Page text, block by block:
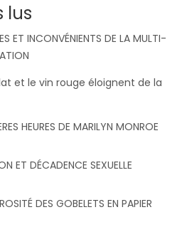
lus
ET INCONVÉNIENTS DE LA MULTI-
et le vin rouge éloignent de la
HEURES DE MARILYN MONROE
ET DÉCADENCE SEXUELLE
DES GOBELETS EN PAPIER